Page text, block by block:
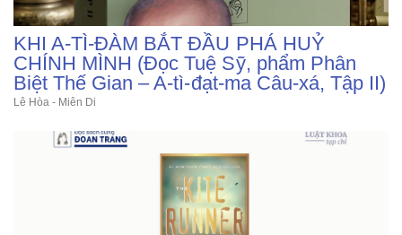
KHI A-TÌ-ĐÀM BẮT ĐẦU PHÁ HUỶ
CHÍNH MÌNH (Đọc Tuệ Sỹ, phẩm Phân
Biệt Thế Gian – A-tì-đạt-ma Câu-xá, Tập II)
Lê Hòa - Miên Di